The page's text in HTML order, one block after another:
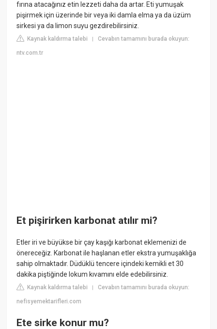
fırına atacağınız etin lezzeti daha da artar. Eti yumuşak
pişirmek için üzerinde bir veya iki damla elma ya da üzüm
sirkesi ya da limon suyu gezdirebilirsiniz.
Kaynak kaldırma talebi |Cevabın tamamını burada okuyun:
ntv.com.tr
Et pişirirken karbonat atılır mi?
Etler iri ve büyükse bir çay kaşığı karbonat eklemenizi de
önereceğiz. Karbonat ile haşlanan etler ekstra yumuşaklığa
sahip olmaktadır. Düdüklü tencere içindeki kemikli et 30
dakika piştiğinde lokum kıvamını elde edebilirsiniz.
Kaynak kaldırma talebi |Cevabın tamamını burada okuyun:
nefisyemektarifleri.com
Ete sirke konur mu?